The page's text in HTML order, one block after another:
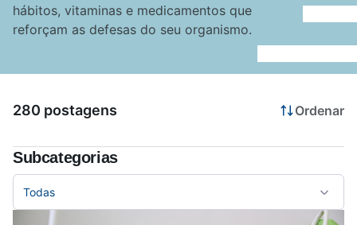
Dermocosméticos
Fraldas
Gravidez
Medicamentos
Prevenção e cuidados
Saúde do homem
Acesse o site da Araujo
hábitos, vitaminas e medicamentos que
reforçam as defesas do seu organismo.
280 postagens Ordenar
Subcategorias
Todas